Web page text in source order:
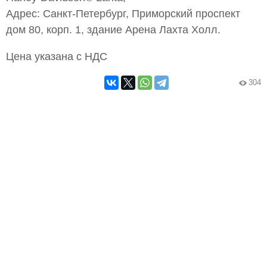
Адрес: Санкт-Петербург, Приморский проспект
дом 80, корп. 1, здание Арена Лахта Холл.
Цена указана с НДС
304